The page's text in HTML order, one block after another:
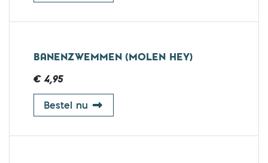
BANENZWEMMEN (MOLEN HEY)
€ 4,95
Bestel nu banenzwemmen (Molen Hey)